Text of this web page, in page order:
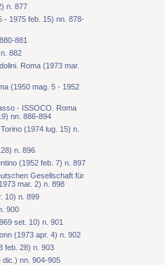
n. 877
- 1975 feb. 15) nn. 878-
881
882
Roma (1973 mar.
(1950 mag. 5 - 1952
- ISSOCO. Roma
nn. 886-894
(1974 lug. 15) n.
n. 896
(1952 feb. 7) n. 897
Gesellschaft für
mar. 2) n. 898
10) n. 899
900
set. 10) n. 901
(1973 apr. 4) n. 902
feb. 28) n. 903
dic.) nn. 904-905